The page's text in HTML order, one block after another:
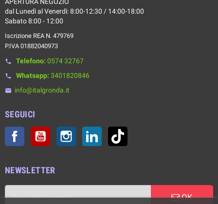
dal Lunedì al Venerdì: 8:00-12:30 / 14:00-18:00
Sabato 8:00 - 12:00
Iscrizione REA N. 479769
P.IVA 01882040973
phone Telefono: 0574 32767
phone Whatsapp: 3401820846
email info@italgronda.it
SEGUICI
Facebook YouTube Instagram LinkedIn
NEWSLETTER
OK